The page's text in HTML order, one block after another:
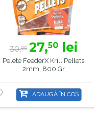
30,00 27,50lei
Pelete FeederX Krill Pellets
2mm, 800 Gr
ADAUGĂ ÎN COȘ